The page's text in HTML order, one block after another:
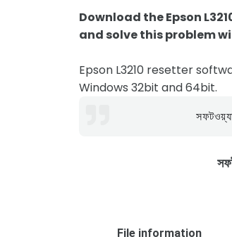
Download the Epson
and solve this problem
Epson L3210 resetter
Windows 32bit and 64bit.
File information